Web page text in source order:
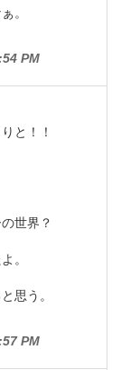
。
PM
と！！
世界？
。
思う。
PM